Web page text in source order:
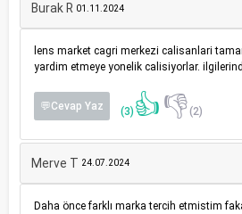
Burak R 01.11.2024
lens market cagri merkezi calisanlari
yardim etmeye yonelik calisiyorlar.
💬Cevap Yaz (3) 👍👎(2)
Merve T 24.07.2024
Daha önce farklı marka tercih etmistim